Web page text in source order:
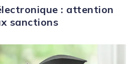
: attention
sanctions